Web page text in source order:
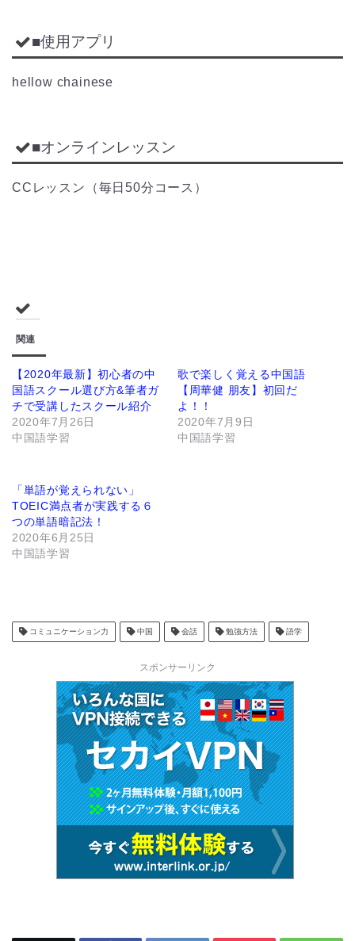
■使用アプリ
hellow chainese
■オンラインレッスン
CCレッスン（毎日50分コース）
関連
【2020年最新】初心者の中
国語スクール選び方&筆者ガ
チで受講したスクール紹介
2020年7月26日
中国語学習
歌で楽しく覚える中国語
【周華健 朋友】初回だ
よ！！
2020年7月9日
中国語学習
「単語が覚えられない」
TOEIC満点者が実践する６
つの単語暗記法！
2020年6月25日
中国語学習
コミュニケーション力 中国 会話 勉強方法 語学
スポンサーリンク